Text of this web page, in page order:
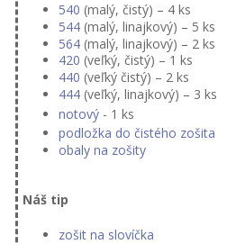
540 (malý, čistý) – 4 ks
544 (malý, linajkový) – 5 ks
564 (malý, linajkový) – 2 ks
420 (veľký, čistý) – 1 ks
440 (veľký čistý) – 2 ks
444 (veľký, linajkový) – 3 ks
notový - 1 ks
podložka do čistého zošita
obaly na zošity
Náš tip
zošit na slovíčka